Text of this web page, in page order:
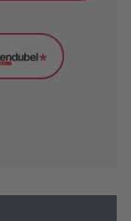
Hugendubel
*